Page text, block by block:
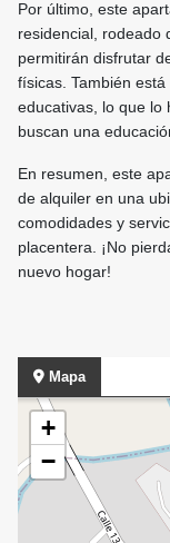
Por último, este
residencial, rodeado
permitirán disfrutar
físicas. También
educativas, lo que lo
buscan una
En resumen, este
de alquiler en una
comodidades y
placentera. ¡No
nuevo hogar!
Mapa
+
−